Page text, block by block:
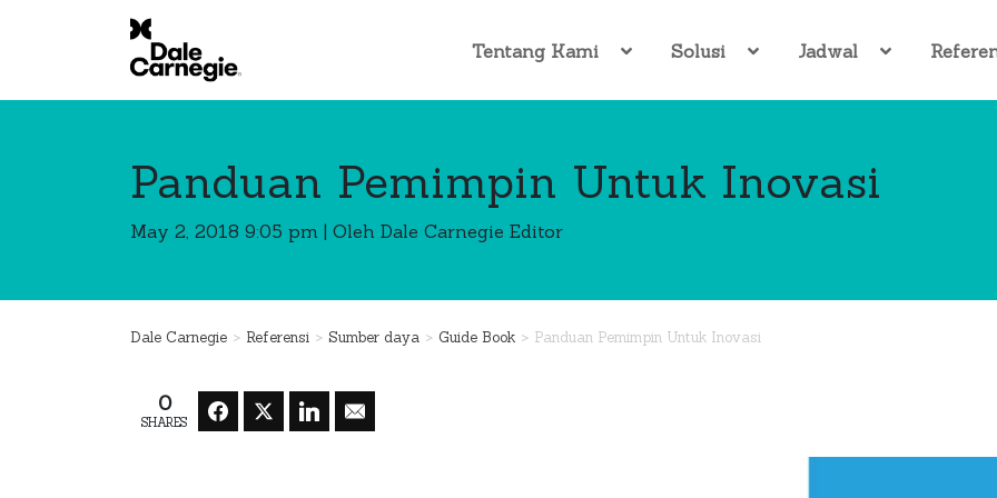
Tentang Kami Solusi Jadwal
Panduan Pemimpin Untuk Inovasi
May 2, 2018 9:05 pm | Oleh Dale Carnegie Editor
Dale Carnegie > Referensi > Sumber daya > Guide Book > Panduan Pemimpin Untuk Inovasi
0
SHARES